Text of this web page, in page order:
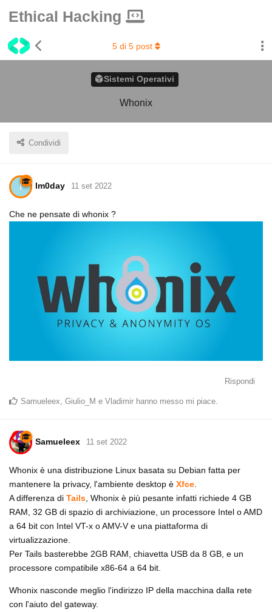
Ethical Hacking
Sistemi Operativi
Whonix
Condividi
5di 5post
I Im0day 11 set 2022
Che ne pensate di whonix ?
Rispondi
Samueleex Giulio_M e Vladimir hanno messo mi piace
Samueleex 11 set 2022
Whonix è una distribuzione Linux basata su Debian fatta per
mantenere la privacy, l'ambiente desktop è Xfce
A differenza di Tails , Whonix è più pesante infatti richiede 4 GB
RAM, 32 GB di spazio di archiviazione, un processore Intel o AMD
a 64 bit con Intel VT-x o AMV-V e una piattaforma di
virtualizzazione.
Per Tails basterebbe 2GB RAM, chiavetta USB da 8 GB, e un
processore compatibile x86-64 a 64 bit.
Whonix nasconde meglio l'indirizzo IP della macchina dalla rete
con l'aiuto del gateway.